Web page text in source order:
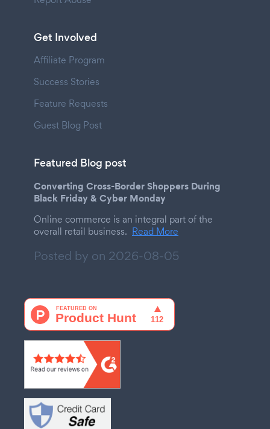
Get Involved
Affiliate Program
Success Stories
Feature Requests
Guest Blog Post
Featured Blog post
Converting Cross-Border Shoppers During
Black Friday & Cyber Monday
Online commerce is an integral part of the
overall retail business. Read More
Posted by on 2026-08-05